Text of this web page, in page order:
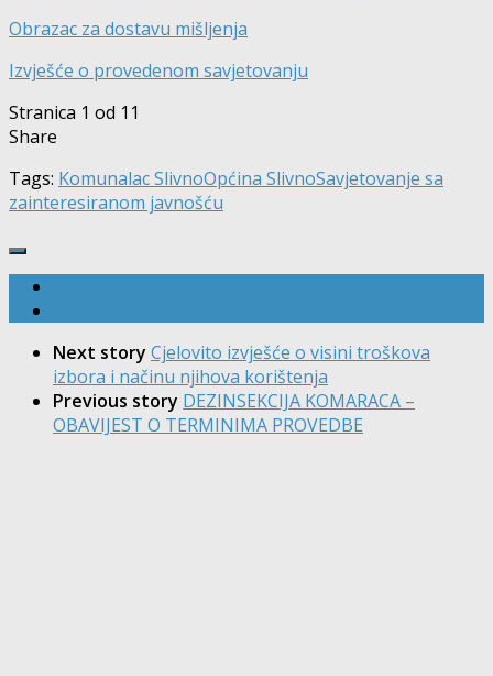
Obrazac za dostavu mišljenja
Izvješće o provedenom savjetovanju
Stranica 1 od 1 1
Share
Tags: Komunalac SlivnoOpćina SlivnoSavjetovanje sa
zainteresiranom javnošću
Next story Cjelovito izvješće o visini troškova
izbora i načinu njihova korištenja
Previous story DEZINSEKCIJA KOMARACA –
OBAVIJEST O TERMINIMA PROVEDBE